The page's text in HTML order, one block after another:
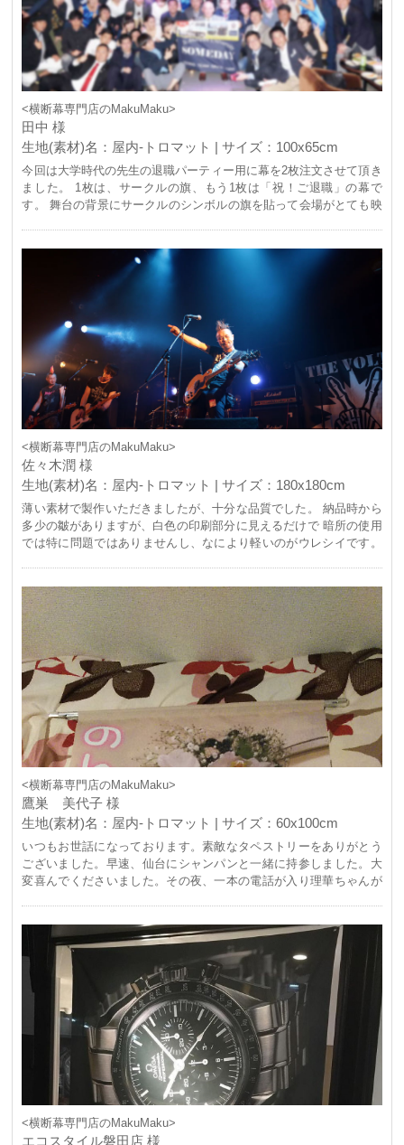
<横断幕専門店のMakuMaku>
田中 様
生地(素材)名：屋内-トロマット | サイズ：100x65cm
今回は大学時代の先生の退職パーティー用に幕を2枚注文させて頂き
ました。 1枚は、サークルの旗、もう1枚は「祝！ご退職」の幕で
す。 舞台の背景にサークルのシンボルの旗を貼って会場がとても映
が終わった後には、はずして先生にプレゼントしました。 長年の思
い出がつまった写真を何枚か並べて、感謝の気持ちと共にお送りし
ました。 先生はとても喜んでくださり、家に飾ると大切に持って帰
られました。 サークルのシンボルである旗は、現役の大学生にプレ
ゼントし、次回の大学祭で使ってくれるとのこと。 最後に旗を持っ
て、記念撮影もしとても記念に残る会となりました。 会場で一度だ
け使用して、満足するだけではなく、プレゼントして更に喜ばれる
横断幕は、本当に用途が多いなと感じました。 何よりも、思い出の
つまった幕に喜んでくれる相手の笑顔に、プレゼントしたこちらも
心が温かくなりました。 お手頃な価格で購入できるマクマクさん、
納期も早く助かっています。 また、屋内用トロマットは1回だけの
使用にとどまらず、室内の装飾にも最適です。 これからも何かイベ
ントがあるたびにリピート注文したいと思います！！ ありがとうご
ざいます！！
<横断幕専門店のMakuMaku>
佐々木潤 様
生地(素材)名：屋内-トロマット | サイズ：180x180cm
薄い素材で製作いただきましたが、十分な品質でした。 納品時から
多少の皺がありますが、白色の印刷部分に見えるだけで 暗所の使用
では特に問題ではありませんし、なにより軽いのがウレシイです。
だきました。 知り合いのバンドやアイドルグループから、自分らも
オーダーすると言わせるほど アピールできました。 今後ともよろし
くお願いします。
<横断幕専門店のMakuMaku>
鷹巣 美代子 様
生地(素材)名：屋内-トロマット | サイズ：60x100cm
いつもお世話になっております。素敵なタペストリーをありがとう
ございました。早速、仙台にシャンパンと一緒に持参しました。大
変喜んでくださいました。その夜、一本の電話が入り理華ちゃんが
だったと思います。makumakuさんへ注文する度に奇跡が起こるの
で(゜o゜)本当に幸運を運んでくるmakumakuさんです。身内として
はアメリカ大会に気持ちが行っていたので準備が大変と、突然の世
界選手権出場に怒っていたのですが(>_<)複雑ながらも素直に喜んで
いいのかな？っという気持ちです。作成して頂いたタペストリーに
は本当に感謝の気持ちでいっぱいです。本当にありがとうございま
した。
<横断幕専門店のMakuMaku>
エコスタイル磐田店 様